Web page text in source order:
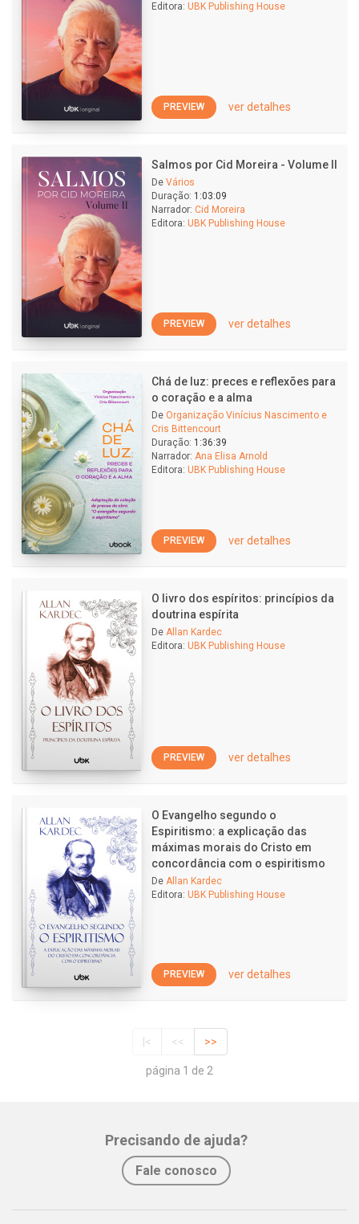
Editora: UBK Publishing House
PREVIEW ver detalhes
Salmos por Cid Moreira - Volume II
De Vários
Duração: 1:03:09
Narrador: Cid Moreira
Editora: UBK Publishing House
PREVIEW ver detalhes
Chá de luz: preces e reflexões para
o coração e a alma
De Organização Vinícius Nascimento e
Cris Bittencourt
Duração: 1:36:39
Narrador: Ana Elisa Arnold
Editora: UBK Publishing House
PREVIEW ver detalhes
O livro dos espíritos: princípios da
doutrina espírita
De Allan Kardec
Editora: UBK Publishing House
PREVIEW ver detalhes
O Evangelho segundo o
Espiritismo: a explicação das
máximas morais do Cristo em
concordância com o espiritismo
De Allan Kardec
Editora: UBK Publishing House
PREVIEW ver detalhes
|< << >>
página 1 de 2
Precisando de ajuda?
Fale conosco